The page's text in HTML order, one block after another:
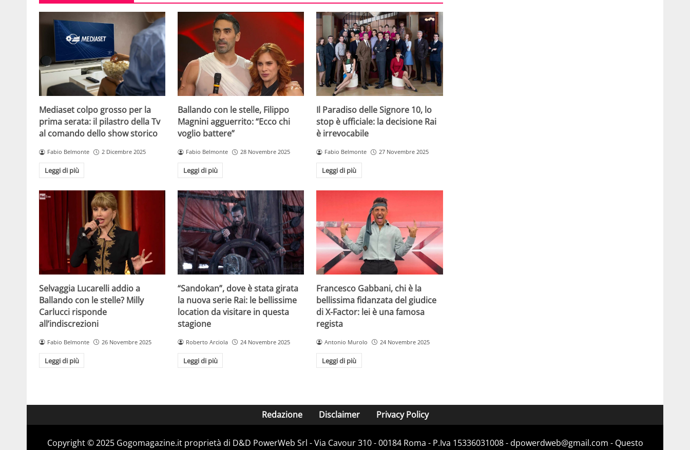
Mediaset colpo grosso per la
prima serata: il pilastro della Tv
al comando dello show storico
Fabio Belmonte 2 Dicembre 2025
Leggi di più
Ballando con le stelle, Filippo
Magnini agguerrito: “Ecco chi
voglio battere”
Fabio Belmonte 28 Novembre 2025
Leggi di più
Il Paradiso delle Signore 10, lo
stop è ufficiale: la decisione Rai
è irrevocabile
Fabio Belmonte 27 Novembre 2025
Leggi di più
Selvaggia Lucarelli addio a
Ballando con le stelle? Milly
Carlucci risponde
all’indiscrezioni
Fabio Belmonte 26 Novembre 2025
Leggi di più
“Sandokan”, dove è stata girata
la nuova serie Rai: le bellissime
location da visitare in questa
stagione
Roberto Arciola 24 Novembre 2025
Leggi di più
Francesco Gabbani, chi è la
bellissima fidanzata del giudice
di X-Factor: lei è una famosa
regista
Antonio Murolo 24 Novembre 2025
Leggi di più
Redazione Disclaimer Privacy Policy
Copyright © 2025 Gogomagazine.it proprietà di D&D PowerWeb Srl - Via Cavour 310 - 00184 Roma - P.Iva 15336031008 - dpowerdweb@gmail.com - Questo